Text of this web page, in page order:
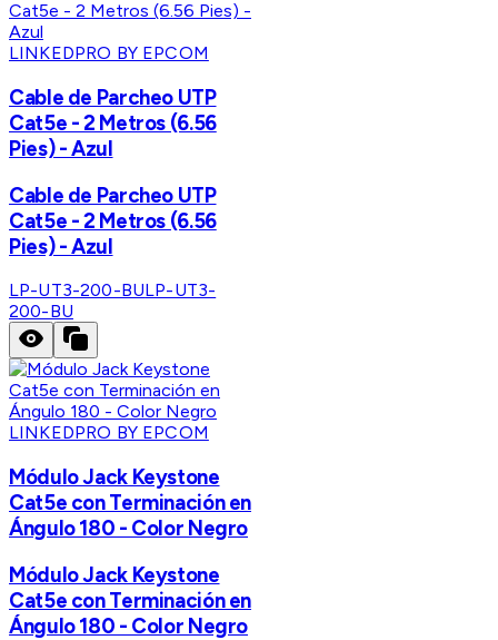
LINKEDPRO BY EPCOM
Cable de Parcheo UTP
Cat5e - 2 Metros (6.56
Pies) - Azul
Cable de Parcheo UTP
Cat5e - 2 Metros (6.56
Pies) - Azul
LP-UT3-200-BULP-UT3-
200-BU
LINKEDPRO BY EPCOM
Módulo Jack Keystone
Cat5e con Terminación en
Ángulo 180 - Color Negro
Módulo Jack Keystone
Cat5e con Terminación en
Ángulo 180 - Color Negro